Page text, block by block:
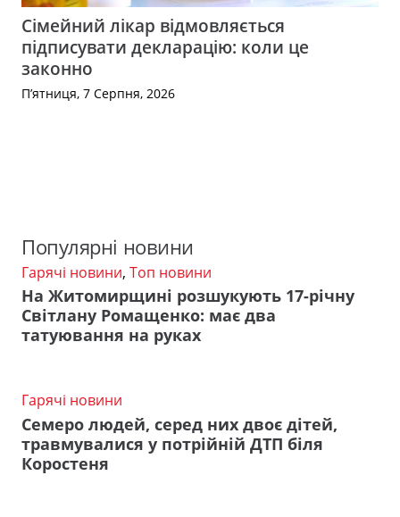
Сімейний лікар відмовляється
підписувати декларацію: коли це
законно
П’ятниця, 7 Серпня, 2026
Популярні новини
Гарячі новини, Топ новини
На Житомирщині розшукують 17-річну
Світлану Ромащенко: має два
татуювання на руках
Гарячі новини
Семеро людей, серед них двоє дітей,
травмувалися у потрійній ДТП біля
Коростеня